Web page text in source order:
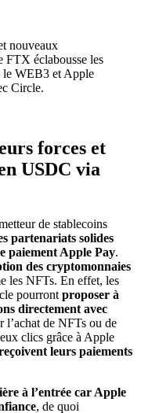
nouveaux
FTX éclabousse les
le WEB3 et Apple
Circle.
forces et
USDC via
de stablecoins
partenariats solides
paiement Apple Pay.
des cryptomonnaies
les NFTs. En effet, les
pourront proposer à
directement avec
l’achat de NFTs ou de
clics grâce à Apple
leurs paiements
à l’entrée car Apple
, de quoi